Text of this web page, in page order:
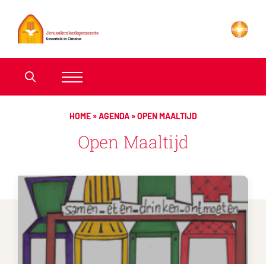
HOME»AGENDA»OPEN MAALTIJD
Open Maaltijd